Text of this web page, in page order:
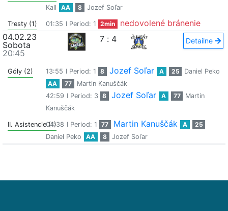
Kall
AA 8 Jozef Soľar
Tresty (1) 01:35 I Period: 1 2min
nedovolené bránenie
04.02.23
Sobota
20:45
7 : 4 Detailne
Góly (2) 13:55 I Period: 1 8 Jozef Soľar A 25
Daniel Peko
AA
77
Martin Kanuščák
42:59 I Period: 3 8 Jozef Soľar A 77
Martin
Kanuščák
II. Asistencie (1)
04:38 I Period: 1 77 Martin Kanuščák A
25
Daniel Peko
AA 8 Jozef Soľar